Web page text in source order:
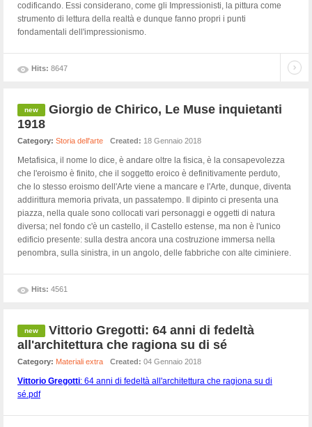
codificando. Essi considerano, come gli Impressionisti, la pittura come
strumento di lettura della realtà e dunque fanno propri i punti
fondamentali dell'impressionismo.
Hits: 8647
Giorgio de Chirico, Le Muse inquietanti
1918
Category: Storia dell'arte Created: 18 Gennaio 2018
Metafisica, il nome lo dice, è andare oltre la fisica, è la consapevolezza
che l'eroismo è finito, che il soggetto eroico è definitivamente perduto,
che lo stesso eroismo dell'Arte viene a mancare e l'Arte, dunque, diventa
addirittura memoria privata, un passatempo. Il dipinto ci presenta una
piazza, nella quale sono collocati vari personaggi e oggetti di natura
diversa; nel fondo c'è un castello, il Castello estense, ma non è l'unico
edificio presente: sulla destra ancora una costruzione immersa nella
penombra, sulla sinistra, in un angolo, delle fabbriche con alte ciminiere.
Hits: 4561
Vittorio Gregotti: 64 anni di fedeltà
all'architettura che ragiona su di sé
Category: Materiali extra Created: 04 Gennaio 2018
Vittorio Gregotti: 64 anni di fedeltà all'architettura che ragiona su di
sé.pdf